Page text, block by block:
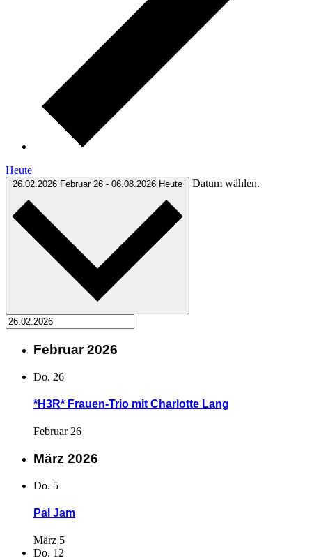
Heute
26.02.2026 Februar 26 - 06.08.2026 Heute Datum wählen.
Februar 2026
Do. 26
*H3R* Frauen-Trio mit Charlotte Lang
Februar 26
März 2026
Do. 5
Pal Jam
März 5
Do. 12